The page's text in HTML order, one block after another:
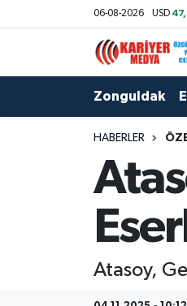
06-08-2026 USD
Zonguldak
HABERLER
Atasoy,
Zonguldak
Çaycuma
Zonguldak Nöbetçi
Zonguldak Hava
Zonguldak Namaz
Zonguldak Trafik
Puan Durumu ve
Tüm Manşetler